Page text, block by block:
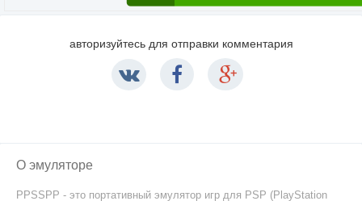
авторизуйтесь для отправки комментария
О эмуляторе
PPSSPP - это портативный эмулятор игр для PSP (PlayStation